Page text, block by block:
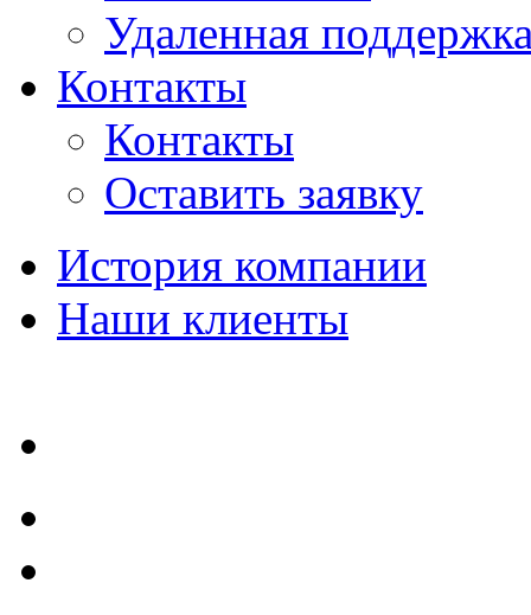
Удаленная
Контакты
Контакты
Оставить заявку
История компании
Наши клиенты